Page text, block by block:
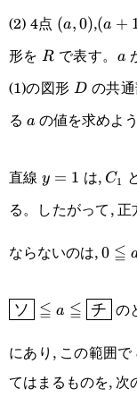
(2) 4点 (a,0)
(a,0),(a +
形をR
R で表す。 a
a
(1)の図形D
D の共
る a
a の値を求めよう
直線 y = 1 は, C_1
C1
る。したがって, 正
ならないのは,
0\leqq
0 ≦
\boxed{\text{ソ
\boxed{\text{チ
ソ ≦ a ≦ チ の
にあり, この範囲で
てはまるものを,